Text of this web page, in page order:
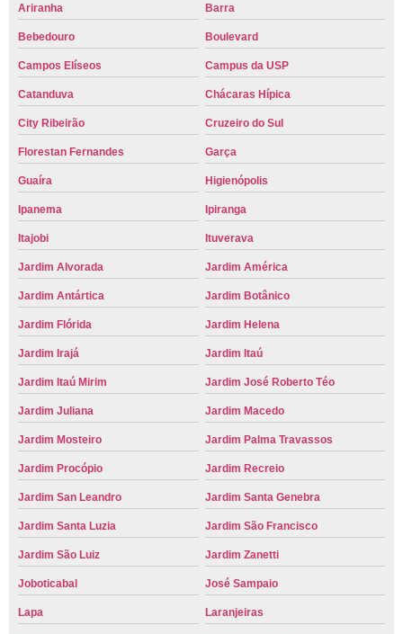
Ariranha Barra
Bebedouro Boulevard
Campos Elíseos Campus da USP
Catanduva Chácaras Hípica
City Ribeirão Cruzeiro do Sul
Florestan Fernandes Garça
Guaíra Higienópolis
Ipanema Ipiranga
Itajobi Ituverava
Jardim Alvorada Jardim América
Jardim Antártica Jardim Botânico
Jardim Flórida Jardim Helena
Jardim Irajá Jardim Itaú
Jardim Itaú Mirim Jardim José Roberto Téo
Jardim Juliana Jardim Macedo
Jardim Mosteiro Jardim Palma Travassos
Jardim Procópio Jardim Recreio
Jardim San Leandro Jardim Santa Genebra
Jardim Santa Luzia Jardim São Francisco
Jardim São Luiz Jardim Zanetti
Joboticabal José Sampaio
Lapa Laranjeiras